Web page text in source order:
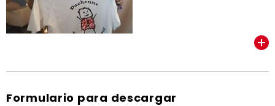
Formulario para descargar